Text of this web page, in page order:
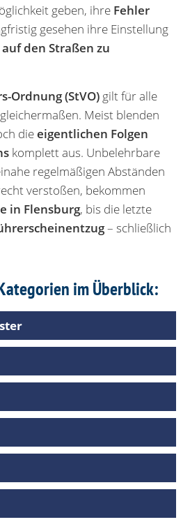
geben, ihre Fehler
gesehen ihre Einstellung
den Straßen zu
Ordnung (StVO) gilt für alle
Meist blenden
dieeigentlichen Folgen
komplett aus. Unbelehrbare
regelmäßigen Abständen
verstoßen, bekommen
in Flensburg, bis die letzte
– schließlich
im Überblick: